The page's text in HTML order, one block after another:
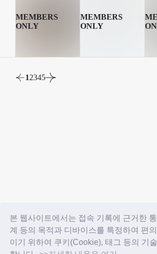
본 웹사이트에서는 접속 기록에 근거한
계 등의 목적과 디바이스를 특정하여 편
이기 위하여 쿠키(Cookie), 태그 등의 기
12345